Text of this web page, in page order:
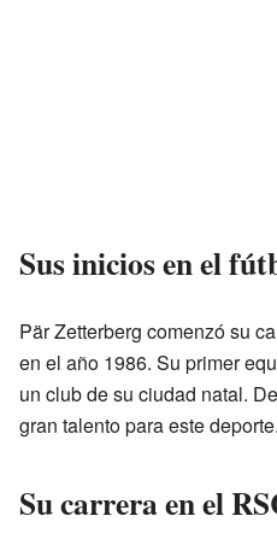
Sus inicios en el
Pär Zetterberg comenzó su
en el año 1986. Su primer
un club de su ciudad natal.
gran talento para este deporte.
Su carrera en el